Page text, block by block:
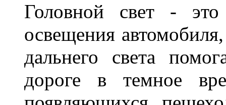
Головной свет -
освещения
дальнего света
дороге в темное